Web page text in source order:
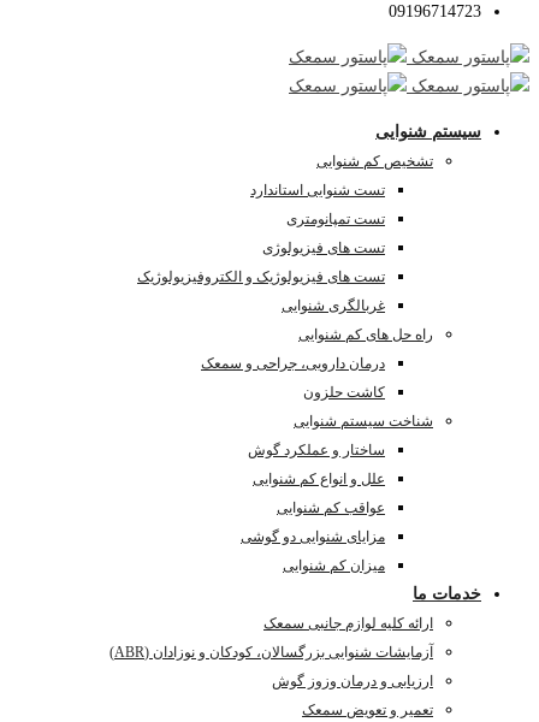
09196714723
سیستم شنوایی
تشخیص کم شنوایی
تست شنوایی استاندارد
تست تمپانومتری
تست های فیزیولوژی
تست های فیزیولوژیک و الکتروفیزیولوژیک
غربالگری شنوایی
راه حل های کم شنوایی
درمان دارویی، جراحی و سمعک
کاشت حلزون
شناخت سیستم شنوایی
ساختار و عملکرد گوش
علل و انواع کم شنوایی
عواقب کم شنوایی
مزایای شنوایی دو گوشی
میزان کم شنوایی
خدمات ما
ارائه کلیه لوازم جانبی سمعک
آزمایشات شنوایی بزرگسالان، کودکان و نوزادان (ABR)
ارزیابی و درمان وزوز گوش
تعمیر و تعویض سمعک